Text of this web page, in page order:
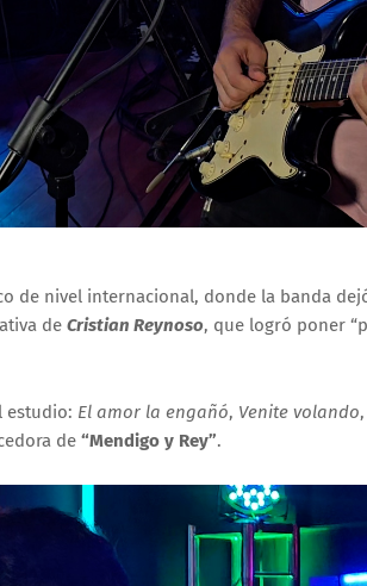
de nivel internacional, donde la banda
de Cristian Reynoso, que logró poner
estudio: El amor la engañó, Venite volando,
de “Mendigo y Rey”.